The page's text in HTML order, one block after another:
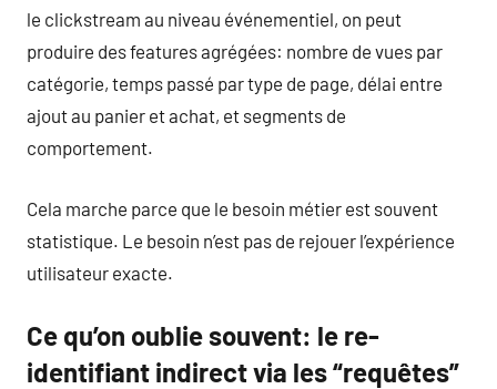
le clickstream au niveau événementiel, on peut
produire des features agrégées: nombre de vues par
catégorie, temps passé par type de page, délai entre
ajout au panier et achat, et segments de
comportement.
Cela marche parce que le besoin métier est souvent
statistique. Le besoin n’est pas de rejouer l’expérience
utilisateur exacte.
Ce qu’on oublie souvent: le re-
identifiant indirect via les “requêtes”